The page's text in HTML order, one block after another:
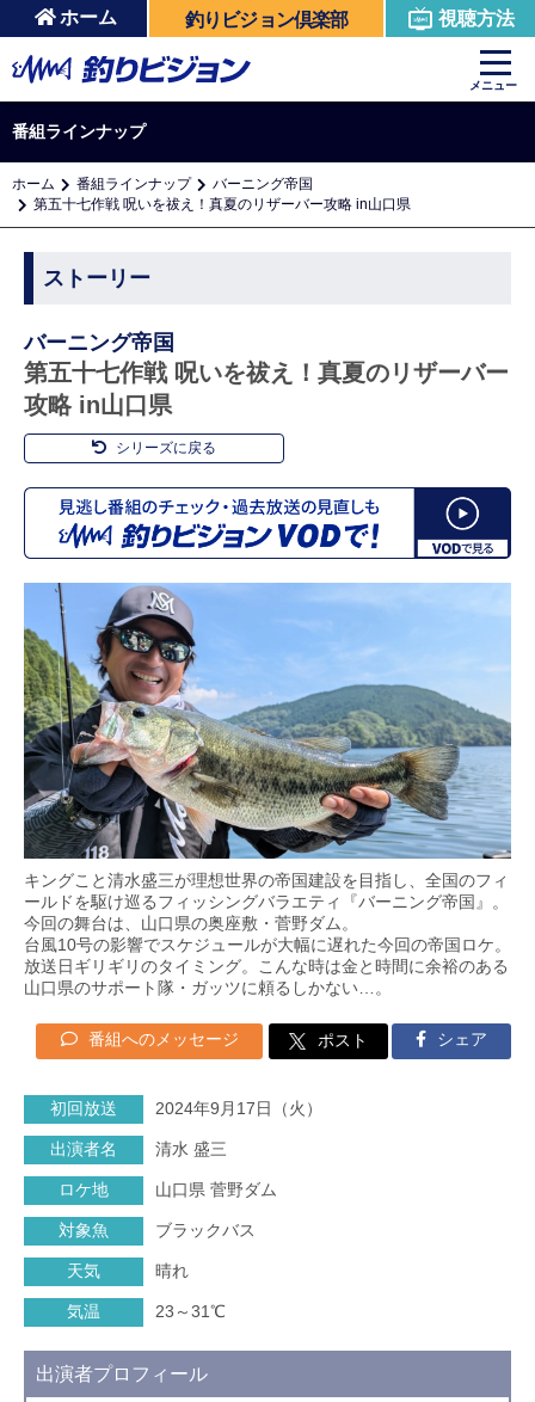
ホーム 釣りビジョン倶楽部 視聴方法
メニュー
番組ラインナップ
ホーム 番組ラインナップ
バーニング帝国
第五十七作戦 呪いを祓え！真夏のリザーバー攻略 in山口県
ストーリー
バーニング帝国
第五十七作戦 呪いを祓え！真夏のリザーバー
攻略 in山口県
シリーズに戻る
キングこと清水盛三が理想世界の帝国建設を目指し、全国のフィ
ールドを駆け巡るフィッシングバラエティ『バーニング帝国』。
今回の舞台は、山口県の奥座敷・菅野ダム。
台風10号の影響でスケジュールが大幅に遅れた今回の帝国ロケ。
放送日ギリギリのタイミング。こんな時は金と時間に余裕のある
山口県のサポート隊・ガッツに頼るしかない…。
番組へのメッセージ ポスト シェア
初回放送 2024年9月17日（火）
出演者名 清水 盛三
ロケ地 山口県 菅野ダム
対象魚 ブラックバス
天気 晴れ
気温 23～31℃
出演者プロフィール